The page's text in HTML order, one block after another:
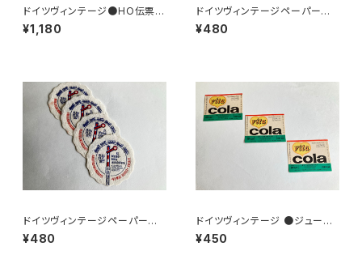
ドイツヴィンテージ●HO伝票9
0枚
¥1,180
ドイツヴィンテージペーパーコ
ースター8枚組●HO
¥480
ドイツヴィンテージペーパーコ
ースター鉄道4枚組
¥480
ドイツヴィンテージ ●ジュース
ラベル3枚組●vitacolaビタコ
ーラ
¥450